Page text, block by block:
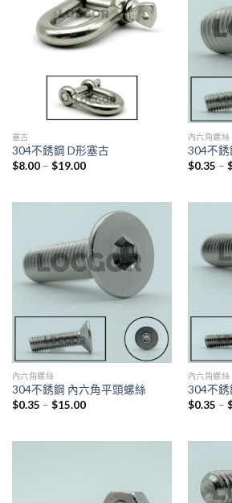
塞古
304不銹鋼 D形塞古
$8.00– $19.00
內六角螺絲
304不銹
$0.35 –
內六角螺絲
304不銹鋼 內六角平頭螺絲
$0.35 – $15.00
內六角螺絲
304不銹
$0.35 –